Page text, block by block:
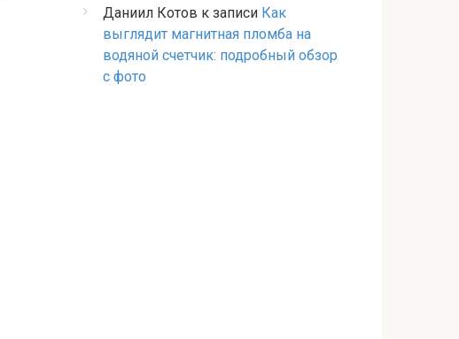
Даниил Котов к записи Как
выглядит магнитная пломба на
водяной счетчик: подробный обзор
с фото